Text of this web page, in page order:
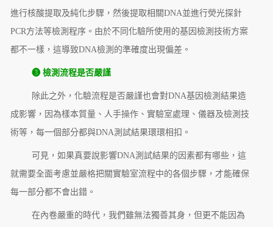
進行核酸提取及純化步驟，然後提取相關DNA並進行熒光探針
PCR方法等檢測程序。由於不同化驗所使用的基因檢測技術方案
都不一樣，這導致DNA檢測的準確度出現偏差。
❸ 檢測流程是否嚴謹
除此之外，化驗流程是否嚴謹也會對DNA基因檢測結果造
成影響，因為樣本質量、人手操作、實驗室處理、儀器及檢測技
術等，每一個部分都與DNA測試結果環環相扣。
可見，如果真要說影響DNA測試結果的因素都有哪些，這
就需要全面考慮並嚴格把關實驗室流程中的各個步驟，才能確保
每一部分都不會出錯。
在內卷嚴重的時代，我們雖無法獨善其身，但更不能因為